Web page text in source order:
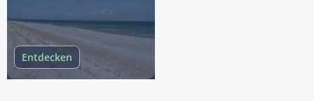
Entdecken